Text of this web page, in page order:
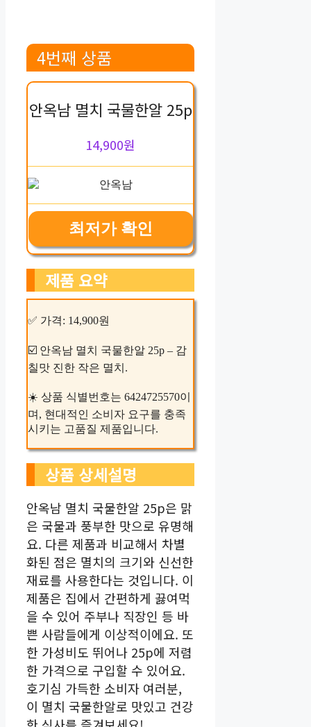
4번째 상품
안옥남 멸치 국물한알 25p
14,900원
최저가 확인
제품 요약
✅ 가격: 14,900원
☑️ 안옥남 멸치 국물한알 25p – 감
칠맛 진한 작은 멸치.
☀️ 상품 식별번호는 6424725570이
며, 현대적인 소비자 요구를 충족
시키는 고품질 제품입니다.
상품 상세설명
안옥남 멸치 국물한알 25p은 맑
은 국물과 풍부한 맛으로 유명해
요. 다른 제품과 비교해서 차별
화된 점은 멸치의 크기와 신선한
재료를 사용한다는 것입니다. 이
제품은 집에서 간편하게 끓여먹
을 수 있어 주부나 직장인 등 바
쁜 사람들에게 이상적이에요. 또
한 가성비도 뛰어나 25p에 저렴
한 가격으로 구입할 수 있어요.
호기심 가득한 소비자 여러분,
이 멸치 국물한알로 맛있고 건강